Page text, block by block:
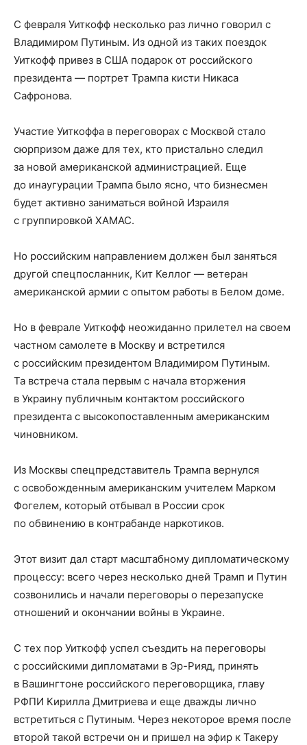
С февраля Уиткофф несколько раз лично говорил с
Владимиром Путиным. Из одной из таких поездок
Уиткофф привез в США подарок от российского
президента — портрет Трампа кисти Никаса
Сафронова.
Участие Уиткоффа в переговорах с Москвой стало
сюрпризом даже для тех, кто пристально следил
за новой американской администрацией. Еще
до инаугурации Трампа было ясно, что бизнесмен
будет активно заниматься войной Израиля
с группировкой ХАМАС.
Но российским направлением должен был заняться
другой спецпосланник, Кит Келлог — ветеран
американской армии с опытом работы в Белом доме.
Но в феврале Уиткофф неожиданно прилетел на своем
частном самолете в Москву и встретился
с российским президентом Владимиром Путиным.
Та встреча стала первым с начала вторжения
в Украину публичным контактом российского
президента с высокопоставленным американским
чиновником.
Из Москвы спецпредставитель Трампа вернулся
с освобожденным американским учителем Марком
Фогелем, который отбывал в России срок
по обвинению в контрабанде наркотиков.
Этот визит дал старт масштабному дипломатическому
процессу: всего через несколько дней Трамп и Путин
созвонились и начали переговоры о перезапуске
отношений и окончании войны в Украине.
С тех пор Уиткофф успел съездить на переговоры
с российскими дипломатами в Эр-Рияд, принять
в Вашингтоне российского переговорщика, главу
РФПИ Кирилла Дмитриева и еще дважды лично
встретиться с Путиным. Через некоторое время после
второй такой встречи он и пришел на эфир к Такеру